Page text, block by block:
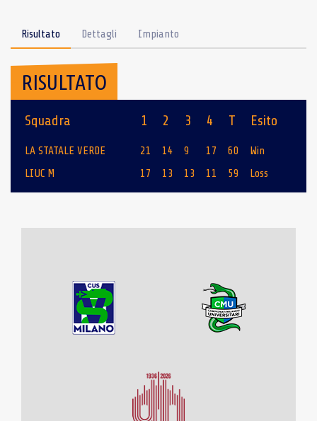
Risultato Dettagli Impianto
RISULTATO
Squadra 1 2 3 4 T Esito
LA STATALE VERDE 21 14 9 17 60
Win
LIUC M
17 13 13 11 59 Loss